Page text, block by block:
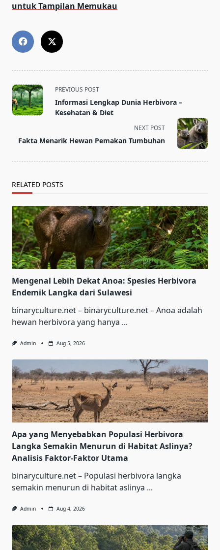
untuk Tampilan Memukau
<span
class="nav-
subtitle
reader-
PREVIOUS POST
Informasi Lengkap Dunia Herbivora –
Kesehatan & Diet
NEXT POST
Fakta Menarik Hewan Pemakan Tumbuhan
RELATED POSTS
Mengenal Lebih Dekat Anoa: Spesies Herbivora
Endemik Langka dari Sulawesi
binaryculture.net – binaryculture.net – Anoa adalah
hewan herbivora yang hanya ...
Admin Aug 5, 2026
Apa yang Menyebabkan Populasi Herbivora
Langka Semakin Menurun di Habitat Aslinya?
Analisis Faktor-Faktor Utama
binaryculture.net – Populasi herbivora langka
semakin menurun di habitat aslinya ...
Admin Aug 4, 2026